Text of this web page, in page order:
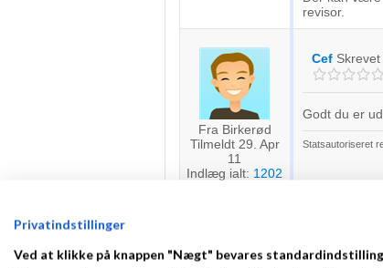
revisor.
Fra Birkerød
Tilmeldt 29. Apr
11
Indlæg ialt: 1202
Cef Skrevet
Godt du er
Statsautoriseret
Privatindstillinger
Ved at klikke på knappen "Nægt" bevares